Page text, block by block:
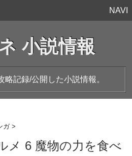
NAVI
小説情報
略記録/公開した小説情報。
ガ >
メ 6 魔物の力を食べ